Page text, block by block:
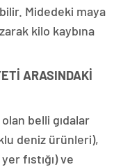
Midedeki maya
kilo kaybına
ARASINDAKİ
belli gıdalar
deniz ürünleri),
fıstığı) ve